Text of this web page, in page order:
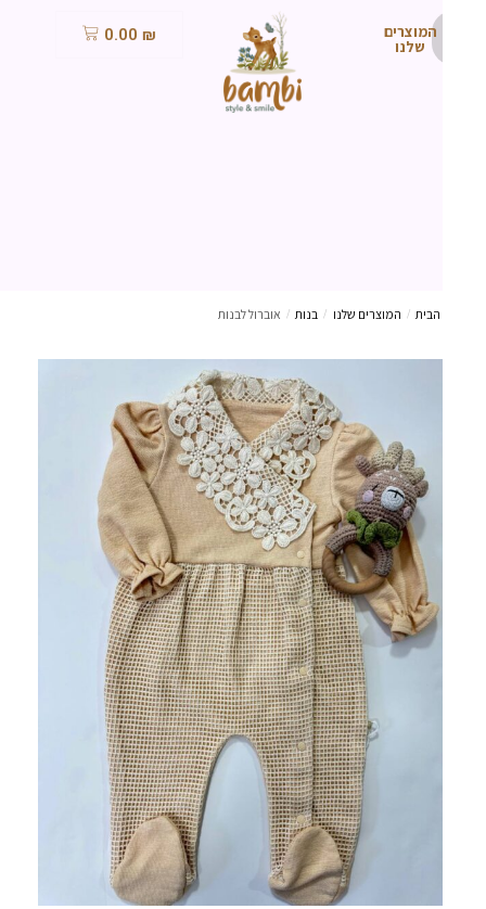
המוצרים 0.00
המוצרים שלנו / בנות אוברול לבנות